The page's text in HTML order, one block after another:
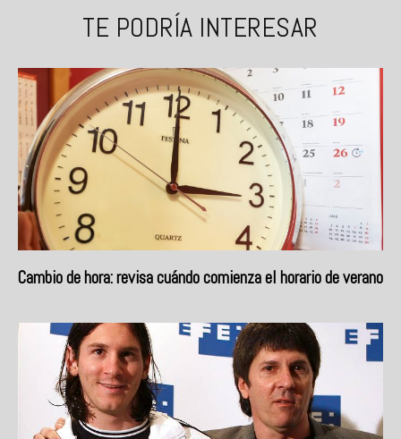
TE PODRÍA INTERESAR
Cambio de hora: revisa cuándo comienza el horario de verano